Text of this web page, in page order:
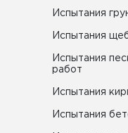
Испытания
Испытания
Испытания
работ
Испытания
Испытания